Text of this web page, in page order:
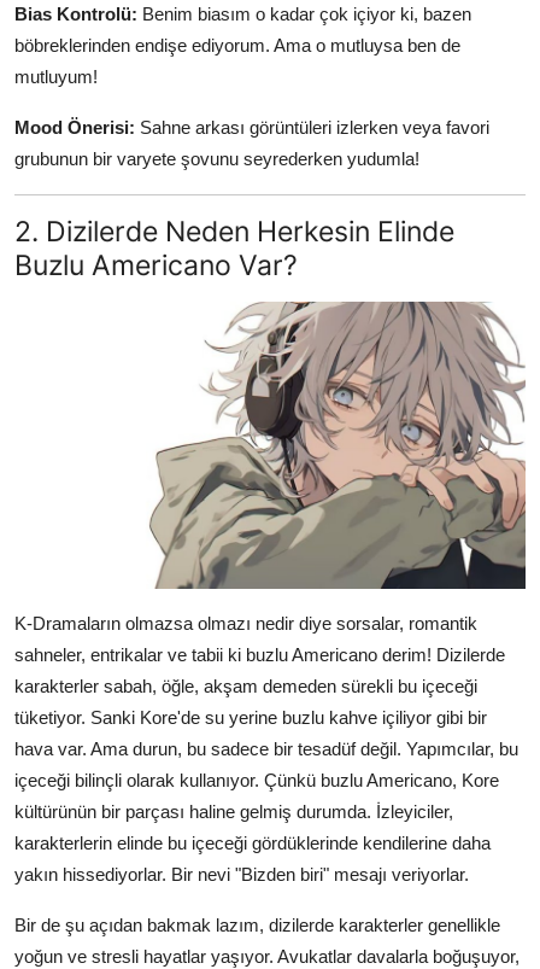
Bias Kontrolü: Benim biasım o kadar çok içiyor ki, bazen
böbreklerinden endişe ediyorum. Ama o mutluysa ben de
mutluyum!
Mood Önerisi: Sahne arkası görüntüleri izlerken veya favori
grubunun bir varyete şovunu seyrederken yudumla!
2. Dizilerde Neden Herkesin Elinde
Buzlu Americano Var?
K-Dramaların olmazsa olmazı nedir diye sorsalar, romantik
sahneler, entrikalar ve tabii ki buzlu Americano derim! Dizilerde
karakterler sabah, öğle, akşam demeden sürekli bu içeceği
tüketiyor. Sanki Kore'de su yerine buzlu kahve içiliyor gibi bir
hava var. Ama durun, bu sadece bir tesadüf değil. Yapımcılar, bu
içeceği bilinçli olarak kullanıyor. Çünkü buzlu Americano, Kore
kültürünün bir parçası haline gelmiş durumda. İzleyiciler,
karakterlerin elinde bu içeceği gördüklerinde kendilerine daha
yakın hissediyorlar. Bir nevi "Bizden biri" mesajı veriyorlar.
Bir de şu açıdan bakmak lazım, dizilerde karakterler genellikle
yoğun ve stresli hayatlar yaşıyor. Avukatlar davalarla boğuşuyor,